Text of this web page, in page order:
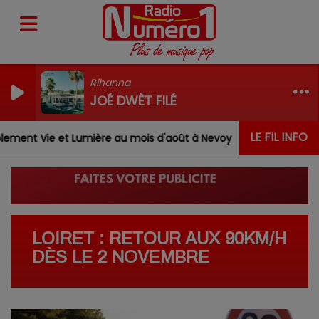
Rihanna
JOÉ DWÈT FILÉ
LE FIL INFO
Vie et Lumière au mois d'août à Nevoy Louis,
LOIRET : RETOUR AUX 90KM/H
DÈS LE 2 NOVEMBRE